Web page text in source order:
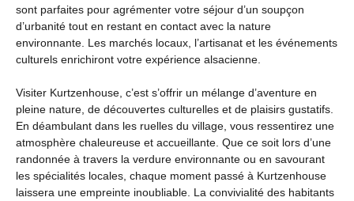
sont parfaites pour agrémenter votre séjour d’un soupçon
d’urbanité tout en restant en contact avec la nature
environnante. Les marchés locaux, l’artisanat et les événements
culturels enrichiront votre expérience alsacienne.
Visiter Kurtzenhouse, c’est s’offrir un mélange d’aventure en
pleine nature, de découvertes culturelles et de plaisirs gustatifs.
En déambulant dans les ruelles du village, vous ressentirez une
atmosphère chaleureuse et accueillante. Que ce soit lors d’une
randonnée à travers la verdure environnante ou en savourant
les spécialités locales, chaque moment passé à Kurtzenhouse
laissera une empreinte inoubliable. La convivialité des habitants